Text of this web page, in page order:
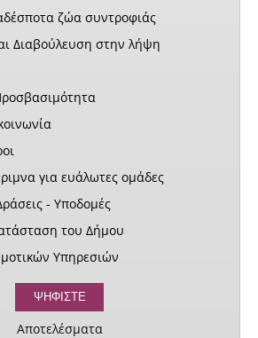
ζώα συντροφιάς
Διαβούλευση στην λήψη
για ευάλωτες ομάδες
- Υποδομές
του Δήμου
Υπηρεσιών
Αποτελέσματα